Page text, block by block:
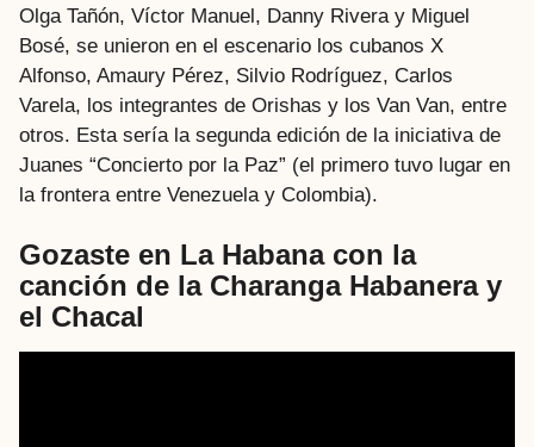
Olga Tañón, Víctor Manuel, Danny Rivera y Miguel
Bosé, se unieron en el escenario los cubanos X
Alfonso, Amaury Pérez, Silvio Rodríguez, Carlos
Varela, los integrantes de Orishas y los Van Van, entre
otros. Esta sería la segunda edición de la iniciativa de
Juanes “Concierto por la Paz” (el primero tuvo lugar en
la frontera entre Venezuela y Colombia).
Gozaste en La Habana con la
canción de la Charanga Habaneray
el Chacal